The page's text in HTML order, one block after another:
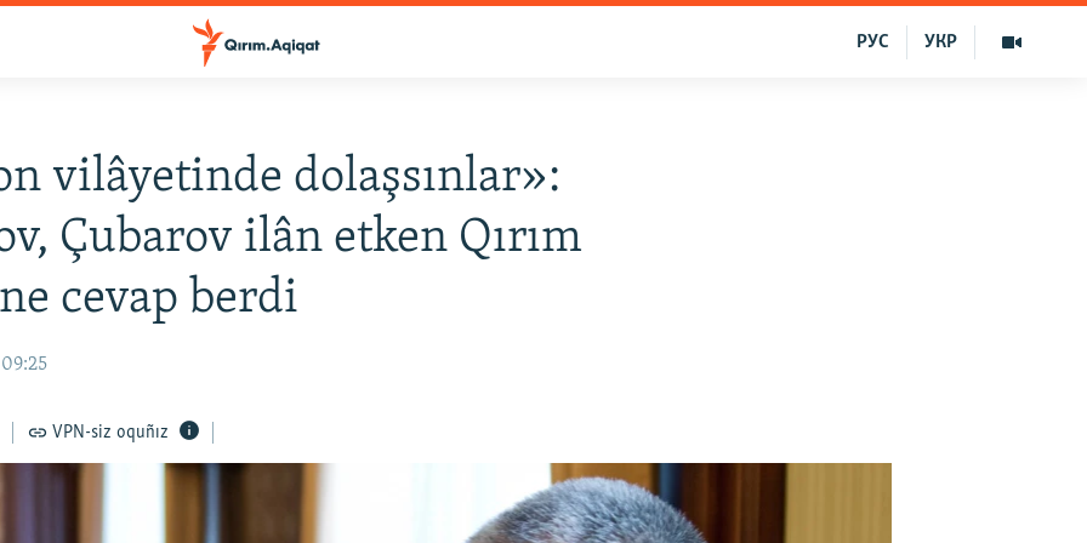
УКР
РУС
vilâyetinde dolaşsınlar»:
Çubarov ilân etken Qırım
cevap berdi
VPN-siz oquñız